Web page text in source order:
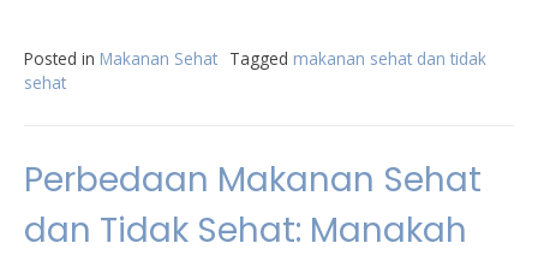
Posted in Makanan Sehat Tagged makanan sehat dan tidak
sehat
Perbedaan Makanan Sehat
dan Tidak Sehat: Manakah